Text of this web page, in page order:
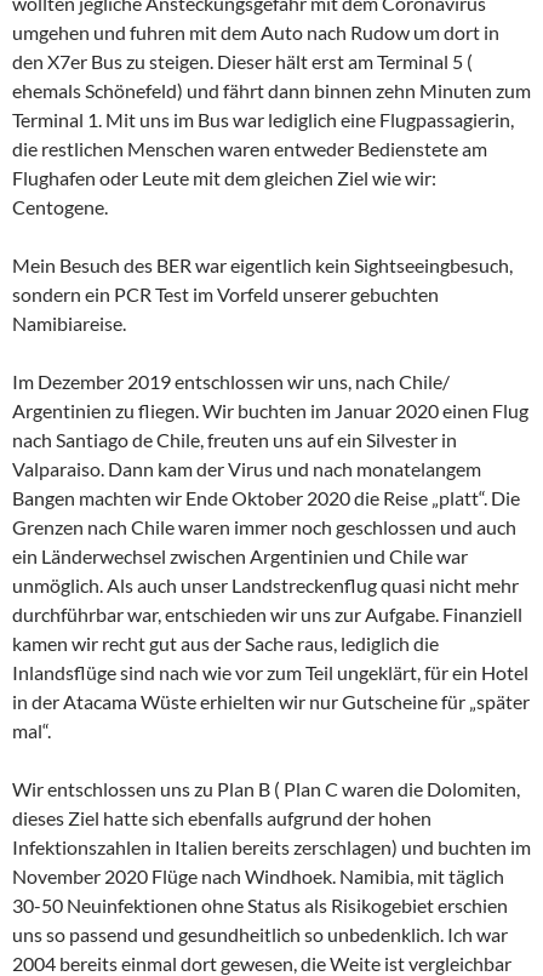
umgehen und fuhren mit dem Auto nach Rudow um dort in
den X7er Bus zu steigen. Dieser hält erst am Terminal 5 (
ehemals Schönefeld) und fährt dann binnen zehn Minuten zum
Terminal 1. Mit uns im Bus war lediglich eine Flugpassagierin,
die restlichen Menschen waren entweder Bedienstete am
Flughafen oder Leute mit dem gleichen Ziel wie wir:
Centogene.
Mein Besuch des BER war eigentlich kein Sightseeingbesuch,
sondern ein PCR Test im Vorfeld unserer gebuchten
Namibiareise.
Im Dezember 2019 entschlossen wir uns, nach Chile/
Argentinien zu fliegen. Wir buchten im Januar 2020 einen Flug
nach Santiago de Chile, freuten uns auf ein Silvester in
Valparaiso. Dann kam der Virus und nach monatelangem
Bangen machten wir Ende Oktober 2020 die Reise „platt“. Die
Grenzen nach Chile waren immer noch geschlossen und auch
ein Länderwechsel zwischen Argentinien und Chile war
unmöglich. Als auch unser Landstreckenflug quasi nicht mehr
durchführbar war, entschieden wir uns zur Aufgabe. Finanziell
kamen wir recht gut aus der Sache raus, lediglich die
Inlandsflüge sind nach wie vor zum Teil ungeklärt, für ein Hotel
in der Atacama Wüste erhielten wir nur Gutscheine für „später
mal“.
Wir entschlossen uns zu Plan B ( Plan C waren die Dolomiten,
dieses Ziel hatte sich ebenfalls aufgrund der hohen
Infektionszahlen in Italien bereits zerschlagen) und buchten im
November 2020 Flüge nach Windhoek. Namibia, mit täglich
30-50 Neuinfektionen ohne Status als Risikogebiet erschien
uns so passend und gesundheitlich so unbedenklich. Ich war
2004 bereits einmal dort gewesen, die Weite ist vergleichbar